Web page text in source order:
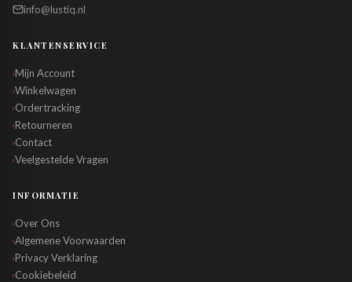
info@lustiq.nl
KLANTENSERVICE
›Mijn Account
›Winkelwagen
›Ordertracking
›Retourneren
›Contact
›Veelgestelde Vragen
INFORMATIE
›Over Ons
›Algemene Voorwaarden
›Privacy Verklaring
›Cookiebeleid